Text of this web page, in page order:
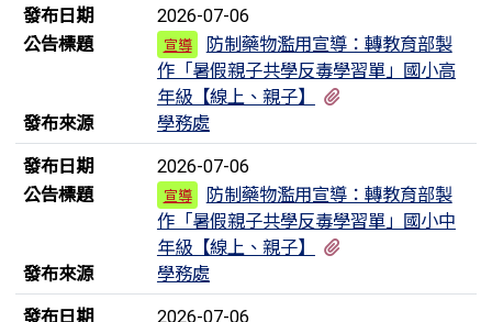
發布日期
2026-07-06
公告標題 宣導
防制藥物濫用宣導：轉教育部製
作「暑假親子共學反毒學習單」國小高
年級【線上、親子】
發布來源
學務處
發布日期
2026-07-06
公告標題 宣導
防制藥物濫用宣導：轉教育部製
作「暑假親子共學反毒學習單」國小中
年級【線上、親子】
發布來源
學務處
發布日期
2026-07-06